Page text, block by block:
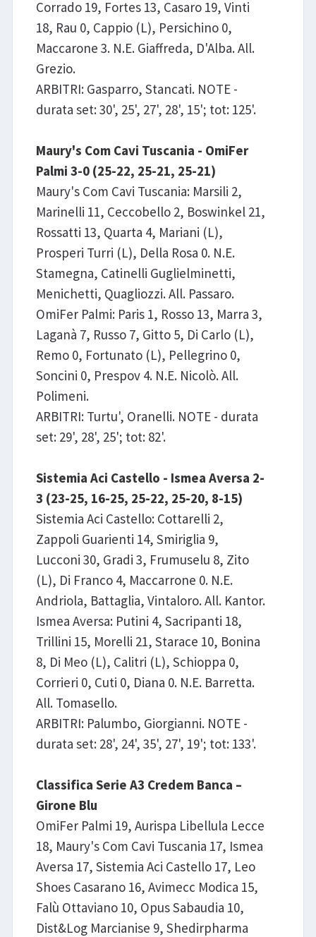
Corrado 19, Fortes 13, Casaro 19, Vinti
18, Rau 0, Cappio (L), Persichino 0,
Maccarone 3. N.E. Giaffreda, D'Alba. All.
Grezio.
ARBITRI: Gasparro, Stancati. NOTE -
durata set: 30', 25', 27', 28', 15'; tot: 125'.
Maury's Com Cavi Tuscania - OmiFer
Palmi 3-0 (25-22, 25-21, 25-21)
Maury's Com Cavi Tuscania: Marsili 2,
Marinelli 11, Ceccobello 2, Boswinkel 21,
Rossatti 13, Quarta 4, Mariani (L),
Prosperi Turri (L), Della Rosa 0. N.E.
Stamegna, Catinelli Guglielminetti,
Menichetti, Quagliozzi. All. Passaro.
OmiFer Palmi: Paris 1, Rosso 13, Marra 3,
Laganà 7, Russo 7, Gitto 5, Di Carlo (L),
Remo 0, Fortunato (L), Pellegrino 0,
Soncini 0, Prespov 4. N.E. Nicolò. All.
Polimeni.
ARBITRI: Turtu', Oranelli. NOTE - durata
set: 29', 28', 25'; tot: 82'.
Sistemia Aci Castello - Ismea Aversa 2-
3 (23-25, 16-25, 25-22, 25-20, 8-15)
Sistemia Aci Castello: Cottarelli 2,
Zappoli Guarienti 14, Smiriglia 9,
Lucconi 30, Gradi 3, Frumuselu 8, Zito
(L), Di Franco 4, Maccarrone 0. N.E.
Andriola, Battaglia, Vintaloro. All. Kantor.
Ismea Aversa: Putini 4, Sacripanti 18,
Trillini 15, Morelli 21, Starace 10, Bonina
8, Di Meo (L), Calitri (L), Schioppa 0,
Corrieri 0, Cuti 0, Diana 0. N.E. Barretta.
All. Tomasello.
ARBITRI: Palumbo, Giorgianni. NOTE -
durata set: 28', 24', 35', 27', 19'; tot: 133'.
Classifica Serie A3 Credem Banca –
Girone Blu
OmiFer Palmi 19, Aurispa Libellula Lecce
18, Maury's Com Cavi Tuscania 17, Ismea
Aversa 17, Sistemia Aci Castello 17, Leo
Shoes Casarano 16, Avimecc Modica 15,
Falù Ottaviano 10, Opus Sabaudia 10,
Dist&Log Marcianise 9, Shedirpharma